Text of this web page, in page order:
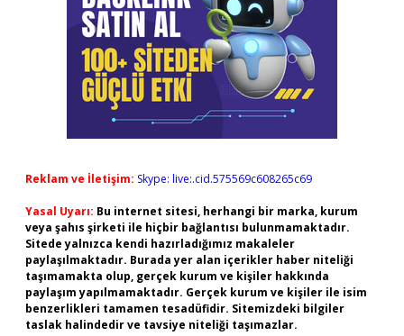
Reklam ve İletişim: Skype: live:.cid.575569c608265c69
Yasal Uyarı: Bu internet sitesi, herhangi bir marka, kurum
veya şahıs şirketi ile hiçbir bağlantısı bulunmamaktadır.
Sitede yalnızca kendi hazırladığımız makaleler
paylaşılmaktadır. Burada yer alan içerikler haber niteliği
taşımamakta olup, gerçek kurum ve kişiler hakkında
paylaşım yapılmamaktadır. Gerçek kurum ve kişiler ile isim
benzerlikleri tamamen tesadüfidir. Sitemizdeki bilgiler
taslak halindedir ve tavsiye niteliği taşımazlar.